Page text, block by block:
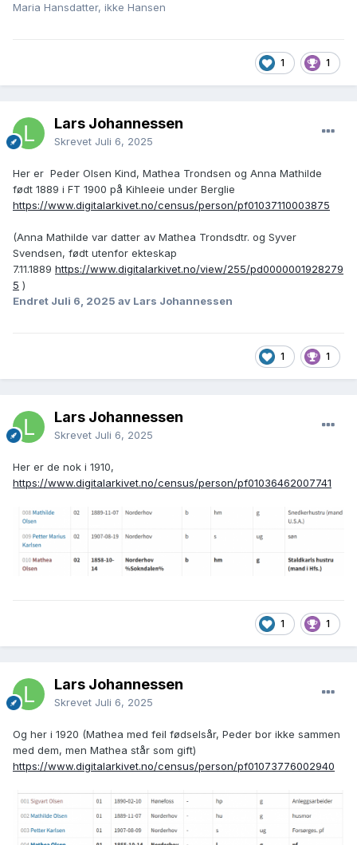
Maria Hansdatter, ikke Hansen
1 1
Lars Johannessen
Skrevet Juli 6, 2025
Her er Peder Olsen Kind, Mathea Trondsen og Anna Mathilde
født 1889 i FT 1900 på Kihleeie under Berglie
https://www.digitalarkivet.no/census/person/pf01037110003875
(Anna Mathilde var datter av Mathea Trondsdtr. og Syver
Svendsen, født utenfor ekteskap
7.11.1889 https://www.digitalarkivet.no/view/255/pd0000001928279
5 )
Endret Juli 6, 2025 av Lars Johannessen
1 1
Lars Johannessen
Skrevet Juli 6, 2025
Her er de nok i 1910,
https://www.digitalarkivet.no/census/person/pf01036462007741
1 1
Lars Johannessen
Skrevet Juli 6, 2025
Og her i 1920 (Mathea med feil fødselsår, Peder bor ikke sammen
med dem, men Mathea står som gift)
https://www.digitalarkivet.no/census/person/pf01073776002940